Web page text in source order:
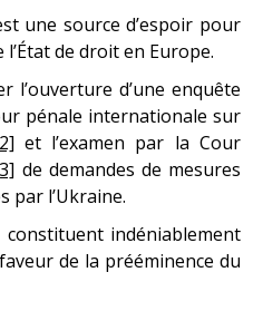
une source d’espoir pour
de droit en Europe.
l’ouverture d’une enquête
pénale internationale sur
et l’examen par la Cour
de demandes de mesures
par l’Ukraine.
indéniablement
de la prééminence du